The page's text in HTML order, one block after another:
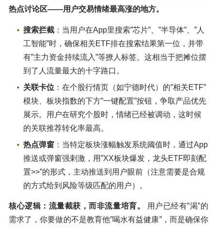
热点讨论区——用户交易情绪最高涨的地方。
搜索拦截 ：当用户在App里搜索”芯片”、”半导体”、”人
工智能”时，确保相关ETF排在搜索结果第一位，并带
有”主力资金持续流入”等撩人标签。这相当于把摊位摆
到了人流量最大的十字路口。
关联卡位 ：在个股行情页（如宁德时代）的”相关ETF”
模块、板块指数的下方”一键配置”按钮，争取产品优先
展示。用户在研究个股时，情绪已经被调动，这时候
的关联推荐转化率最高。
热点弹窗 ：当特定板块涨幅触发系统阈值时，通过App
推送或弹窗强刺激，用”XX板块爆发，龙头ETF即刻配
置>>”的形式，主动推送到用户眼前（注意需要是合规
的方式给到风险等级匹配的用户）。
核心逻辑：流量截获，而非流量培育。
用户已经有”渴”的
需求了，你要做的不是教育他”喝水有益健康”，而是确保你